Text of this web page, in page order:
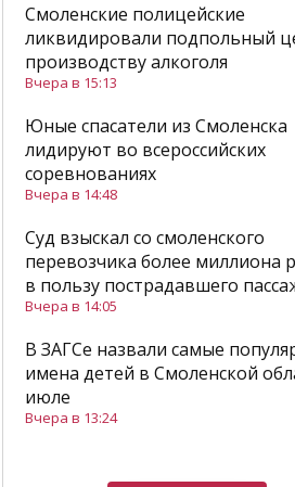
Смоленские полицейские
ликвидировали подпольный
производству алкоголя
Вчера в 15:13
Юные спасатели из Смоленска
лидируют во всероссийских
соревнованиях
Вчера в 14:48
Суд взыскал со смоленского
перевозчика более миллиона
в пользу пострадавшего
Вчера в 14:05
В ЗАГСе назвали самые
имена детей в Смоленской
июле
Вчера в 13:24